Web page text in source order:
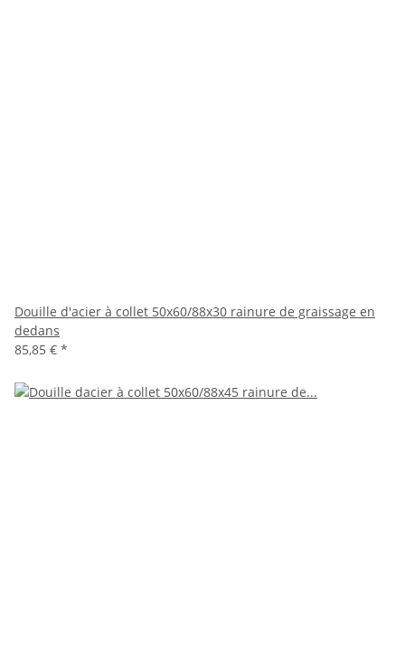
Douille d'acier à collet 50x60/88x30 rainure de graissage en
dedans
85,85 € *